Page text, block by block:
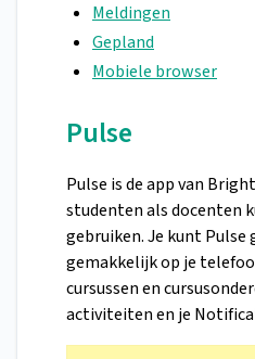
Meldingen
Gepland
Mobiele browser
Pulse
Pulse is de app van
studenten als docenten
gebruiken. Je kunt Pulse
gemakkelijk op je
cursussen en
activiteiten en je